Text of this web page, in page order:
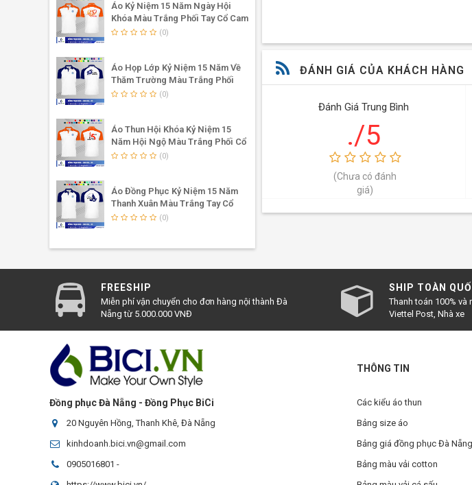
ĐÁNH GIÁ CỦA KHÁCH HÀNG
Đánh Giá Trung Bình
./5
(Chưa có đánh
giá)
Áo Kỷ Niệm 15 Năm Ngày Hội
Khóa Màu Trắng Phối Tay Cổ Cam
Nổi Bật
(0)
Áo Họp Lớp Kỷ Niệm 15 Năm Về
Thăm Trường Màu Trắng Phối
Tay Cổ Bích (0)
Áo Thun Hội Khóa Kỷ Niệm 15
Năm Hội Ngộ Màu Trắng Phối Cổ
Tay Cam
(0)
Áo Đồng Phục Kỷ Niệm 15 Năm
Thanh Xuân Màu Trắng Tay Cổ
Phối Bích
(0)
FREESHIP
Miễn phí vận chuyển cho đơn hàng nội thành Đà
Nẵng từ 5.000.000 VNĐ
SHIP TOÀN
Thanh toán 100% và
Viettel Post, Nhà xe
Đồng phục Đà Nẵng - Đồng Phục BiCi
20 Nguyên Hồng, Thanh Khê, Đà Nẵng
kinhdoanh.bici.vn@gmail.com
0905016801 -
THÔNG TIN
Các kiểu áo thun
Bảng size áo
Bảng giá đồng phục Đà Nẵng
Bảng màu vải cotton